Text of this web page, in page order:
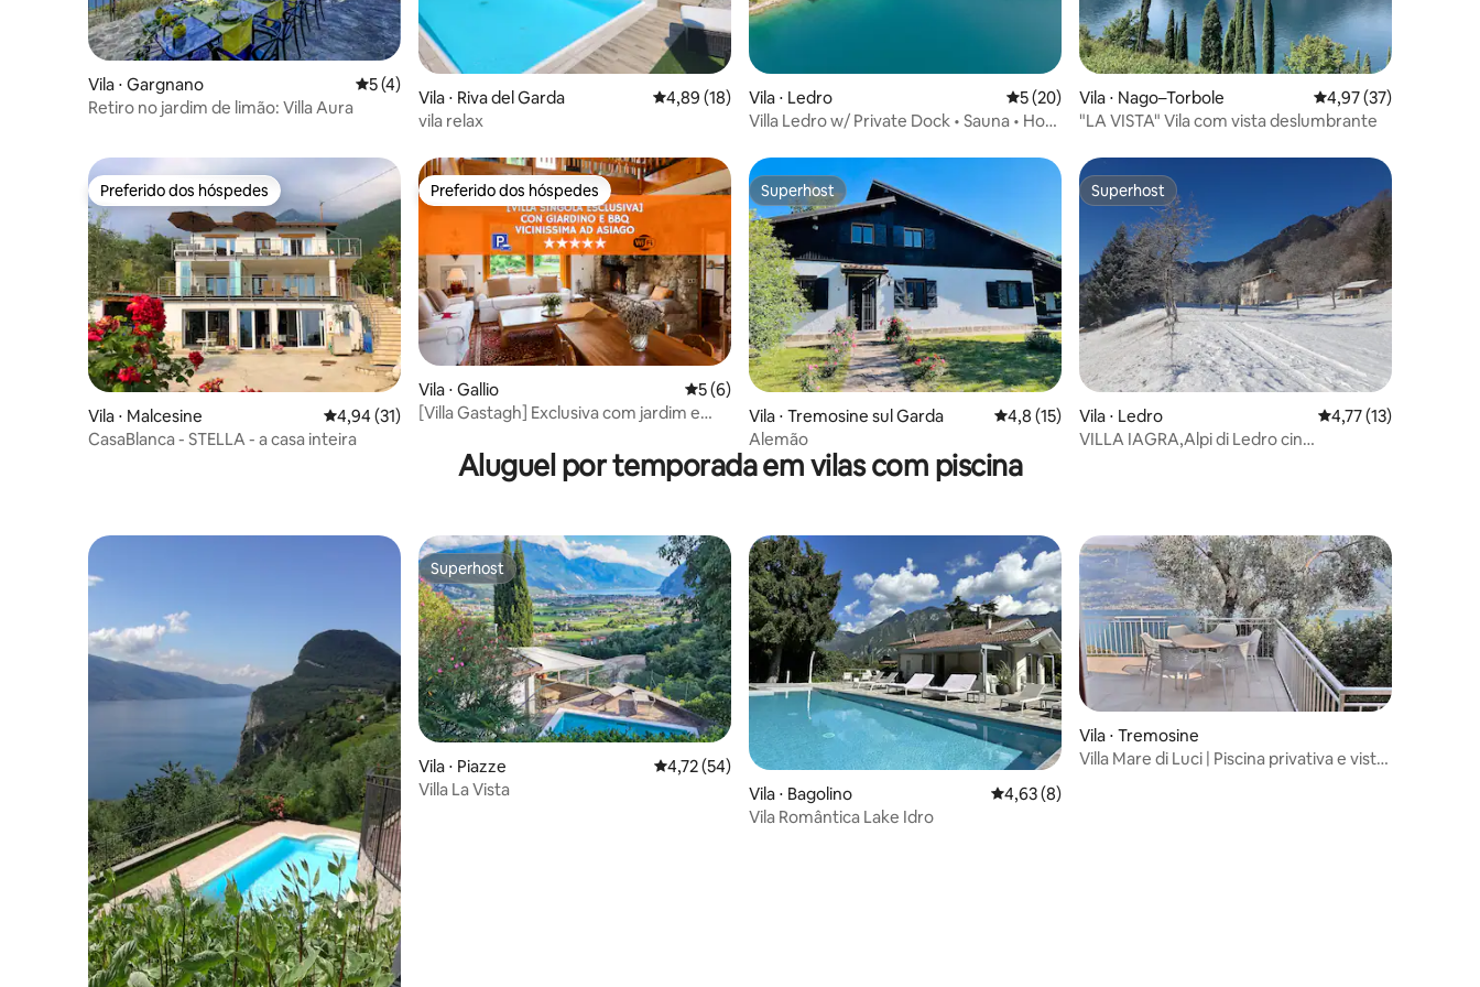
Vila ⋅ Gargnano 5 de uma avaliação média de 5, 4 avaliações
5 (4)
Retiro no jardim de limão: Villa Aura
Vila ⋅ Riva del Garda 4,89 de uma avaliação média de 5, 18 avaliações
4,89 (18)
vila relax
Vila ⋅ Ledro 5 de uma avaliação média de 5, 20 avaliações
5 (20)
Villa Ledro w/ Private Dock • Sauna • Hot
Vila ⋅ Nago–Torbole 4,97 de uma
4,97 (37)
"LA VISTA" Vila com vista deslumbrante
Preferido dos hóspedes
Preferido dos hóspedes
Vila ⋅ Malcesine 4,94 de uma avaliação média de 5, 31 avaliações
4,94 (31)
CasaBlanca - STELLA - a casa inteira
Preferido dos hóspedes
Preferido dos hóspedes
Vila ⋅ Gallio 5 de uma avaliação média de 5, 6 avaliações
5 (6)
[Villa Gastagh] Exclusiva com jardim e
Superhost
Superhost
Vila ⋅ Tremosine sul Garda 4,8 de uma avaliação média de 5, 15 avaliações
4,8 (15)
Alemão
Superhost
Superhost
Vila ⋅ Ledro 4,77 de uma
4,77 (13)
VILLA IAGRA,Alpi di Ledro cin
Aluguel por temporada em vilas com piscina
Superhost
Superhost
Vila ⋅ Piazze 4,72 de uma avaliação média de 5, 54 avaliações
4,72 (54)
Villa La Vista
Vila ⋅ Bagolino 4,63 de uma avaliação média de 5, 8 avaliações
4,63 (8)
Vila Romântica Lake Idro
Vila ⋅ Tremosine
Villa Mare di Luci | Piscina privativa e vista